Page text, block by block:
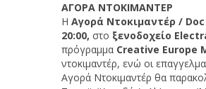
ΑΓΟΡΑ ΝΤΟΚΙΜΑΝΤΕΡ
Η Αγορά Ντοκιμαντέρ / Doc
20:00, στο ξενoδοχείο
πρόγραμμα Creative Europe
ντοκιμαντέρ, ενώ οι
Αγορά Ντοκιμαντέρ θα